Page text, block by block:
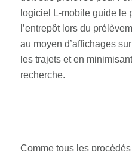
logiciel L-mobile guide le
l’entrepôt lors du
au moyen d’affichages
les trajets et en
recherche.
Comme tous les